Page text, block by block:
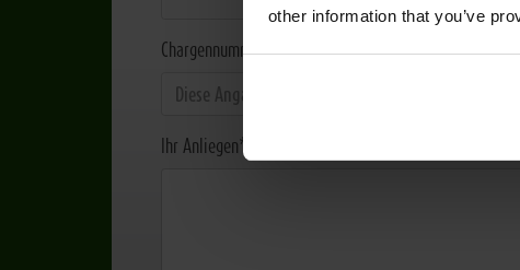
other information that you’ve
Chargennummer / Mindesthaltbarkeitsdatum /
Ihr Anliegen*